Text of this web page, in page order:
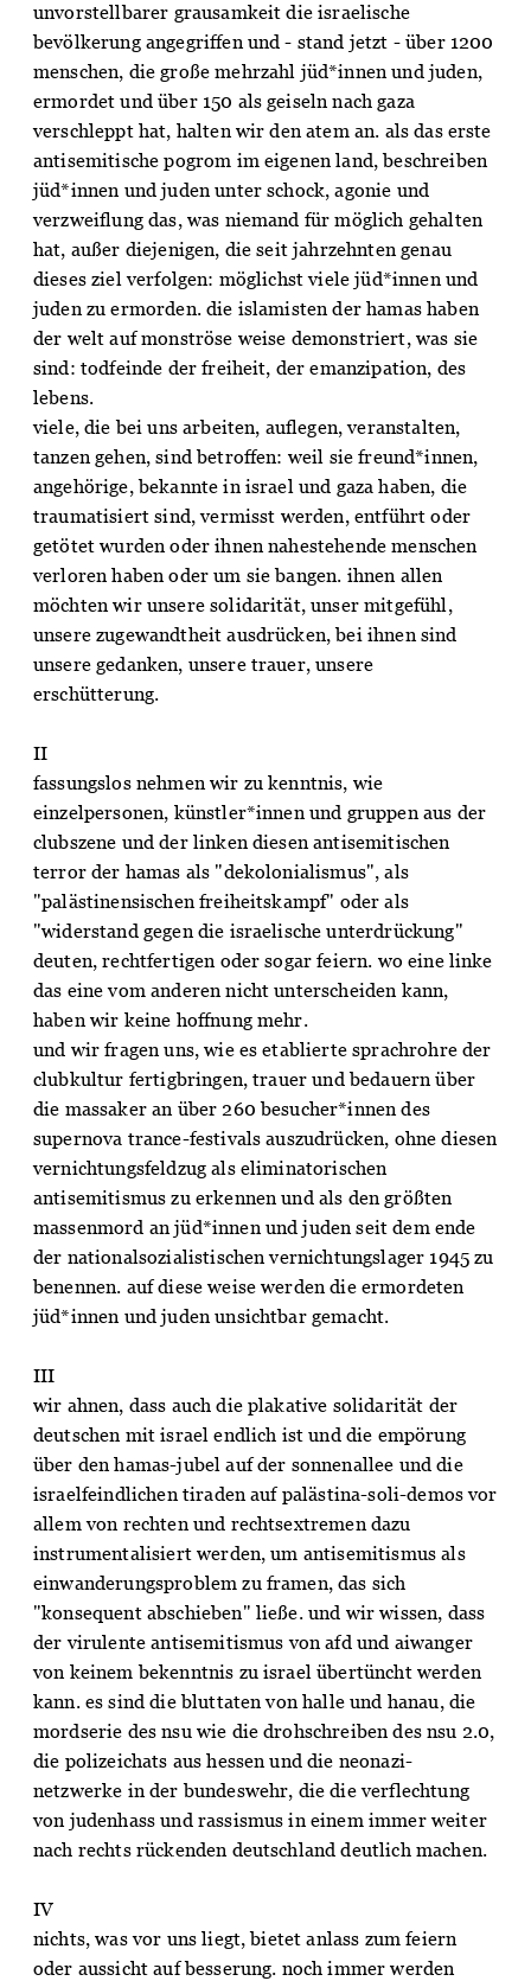
unvorstellbarer grausamkeit die israelische
bevölkerung angegriffen und - stand jetzt - über 1200
menschen, die große mehrzahl jüd*innen und juden,
ermordet und über 150 als geiseln nach gaza
verschleppt hat, halten wir den atem an. als das erste
antisemitische pogrom im eigenen land, beschreiben
jüd*innen und juden unter schock, agonie und
verzweiflung das, was niemand für möglich gehalten
hat, außer diejenigen, die seit jahrzehnten genau
dieses ziel verfolgen: möglichst viele jüd*innen und
juden zu ermorden. die islamisten der hamas haben
der welt auf monströse weise demonstriert, was sie
sind: todfeinde der freiheit, der emanzipation, des
lebens.
viele, die bei uns arbeiten, auflegen, veranstalten,
tanzen gehen, sind betroffen: weil sie freund*innen,
angehörige, bekannte in israel und gaza haben, die
traumatisiert sind, vermisst werden, entführt oder
getötet wurden oder ihnen nahestehende menschen
verloren haben oder um sie bangen. ihnen allen
möchten wir unsere solidarität, unser mitgefühl,
unsere zugewandtheit ausdrücken, bei ihnen sind
unsere gedanken, unsere trauer, unsere
erschütterung.
II
fassungslos nehmen wir zu kenntnis, wie
einzelpersonen, künstler*innen und gruppen aus der
clubszene und der linken diesen antisemitischen
terror der hamas als "dekolonialismus", als
"palästinensischen freiheitskampf" oder als
"widerstand gegen die israelische unterdrückung"
deuten, rechtfertigen oder sogar feiern. wo eine linke
das eine vom anderen nicht unterscheiden kann,
haben wir keine hoffnung mehr.
und wir fragen uns, wie es etablierte sprachrohre der
clubkultur fertigbringen, trauer und bedauern über
die massaker an über 260 besucher*innen des
supernova trance-festivals auszudrücken, ohne diesen
vernichtungsfeldzug als eliminatorischen
antisemitismus zu erkennen und als den größten
massenmord an jüd*innen und juden seit dem ende
der nationalsozialistischen vernichtungslager 1945 zu
benennen. auf diese weise werden die ermordeten
jüd*innen und juden unsichtbar gemacht.
III
wir ahnen, dass auch die plakative solidarität der
deutschen mit israel endlich ist und die empörung
über den hamas-jubel auf der sonnenallee und die
israelfeindlichen tiraden auf palästina-soli-demos vor
allem von rechten und rechtsextremen dazu
instrumentalisiert werden, um antisemitismus als
einwanderungsproblem zu framen, das sich
"konsequent abschieben" ließe. und wir wissen, dass
der virulente antisemitismus von afd und aiwanger
von keinem bekenntnis zu israel übertüncht werden
kann. es sind die bluttaten von halle und hanau, die
mordserie des nsu wie die drohschreiben des nsu 2.0,
die polizeichats aus hessen und die neonazi-
netzwerke in der bundeswehr, die die verflechtung
von judenhass und rassismus in einem immer weiter
nach rechts rückenden deutschland deutlich machen.
IV
nichts, was vor uns liegt, bietet anlass zum feiern
oder aussicht auf besserung. noch immer werden